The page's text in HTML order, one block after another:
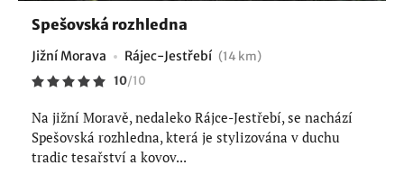
Spešovská rozhledna
Jižní Morava Rájec-Jestřebí (14 km)
10/10
Na jižní Moravě, nedaleko Rájce-Jestřebí, se nachází
Spešovská rozhledna, která je stylizována v duchu
tradic tesařství a kovov...